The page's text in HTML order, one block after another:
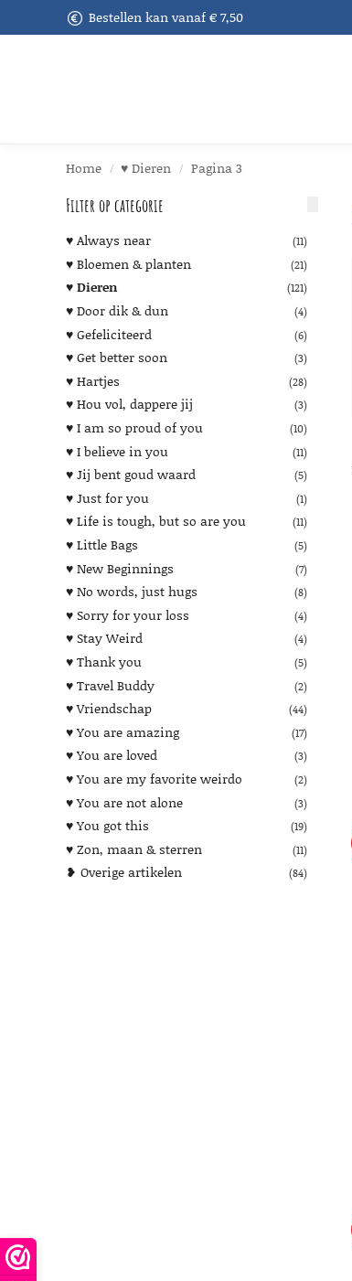
Bestellen kan vanaf € 7,50
Recent toegevoegd
Home / ♥︎ Dieren / Pagina 3
Filter op categorie
♥︎ Always near (11)
♥︎ Bloemen & planten (21)
♥︎ Dieren (121)
♥︎ Door dik & dun (4)
♥︎ Gefeliciteerd (6)
♥︎ Get better soon (3)
♥︎ Hartjes (28)
♥︎ Hou vol, dappere jij (3)
♥︎ I am so proud of you (10)
♥︎ I believe in you (11)
♥︎ Jij bent goud waard (5)
♥︎ Just for you (1)
♥︎ Life is tough, but so are you (11)
♥︎ Little Bags (5)
♥︎ New Beginnings (7)
♥︎ No words, just hugs (8)
♥︎ Sorry for your loss (4)
♥︎ Stay Weird (4)
♥︎ Thank you (5)
♥︎ Travel Buddy (2)
♥︎ Vriendschap (44)
♥︎ You are amazing (17)
♥︎ You are loved (3)
♥︎ You are my favorite weirdo (2)
♥︎ You are not alone (3)
♥︎ You got this (19)
♥︎ Zon, maan & sterren (11)
❥ Overige artikelen (84)